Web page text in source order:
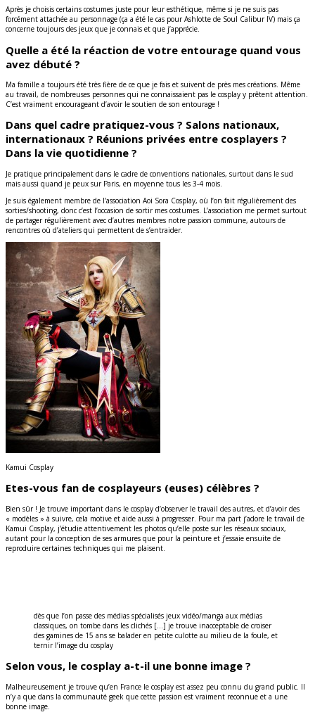
Après je choisis certains costumes juste pour leur esthétique, même si je ne suis pas
forcément attachée au personnage (ça a été le cas pour Ashlotte de Soul Calibur IV) mais ça
concerne toujours des jeux que je connais et que j’apprécie.
Quelle a été la réaction de votre entourage quand vous
avez débuté ?
Ma famille a toujours été très fière de ce que je fais et suivent de près mes créations. Même
au travail, de nombreuses personnes qui ne connaissaient pas le cosplay y prêtent attention.
C’est vraiment encourageant d’avoir le soutien de son entourage !
Dans quel cadre pratiquez-vous ? Salons nationaux,
internationaux ? Réunions privées entre cosplayers ?
Dans la vie quotidienne ?
Je pratique principalement dans le cadre de conventions nationales, surtout dans le sud
mais aussi quand je peux sur Paris, en moyenne tous les 3-4 mois.
Je suis également membre de l’association Aoi Sora Cosplay, où l’on fait régulièrement des
sorties/shooting, donc c’est l’occasion de sortir mes costumes. L’association me permet surtout
de partager régulièrement avec d’autres membres notre passion commune, autours de
rencontres où d’ateliers qui permettent de s’entraider.
Kamui Cosplay
Etes-vous fan de cosplayeurs (euses) célèbres ?
Bien sûr ! Je trouve important dans le cosplay d’observer le travail des autres, et d’avoir des
« modèles » à suivre, cela motive et aide aussi à progresser. Pour ma part j’adore le travail de
Kamui Cosplay, j’étudie attentivement les photos qu’elle poste sur les réseaux sociaux,
autant pour la conception de ses armures que pour la peinture et j’essaie ensuite de
reproduire certaines techniques qui me plaisent.
dès que l’on passe des médias spécialisés jeux vidéo/manga aux médias
classiques, on tombe dans les clichés […] je trouve inacceptable de croiser
des gamines de 15 ans se balader en petite culotte au milieu de la foule, et
ternir l’image du cosplay
Selon vous, le cosplay a-t-il une bonne image ?
Malheureusement je trouve qu’en France le cosplay est assez peu connu du grand public. Il
n’y a que dans la communauté geek que cette passion est vraiment reconnue et a une
bonne image.